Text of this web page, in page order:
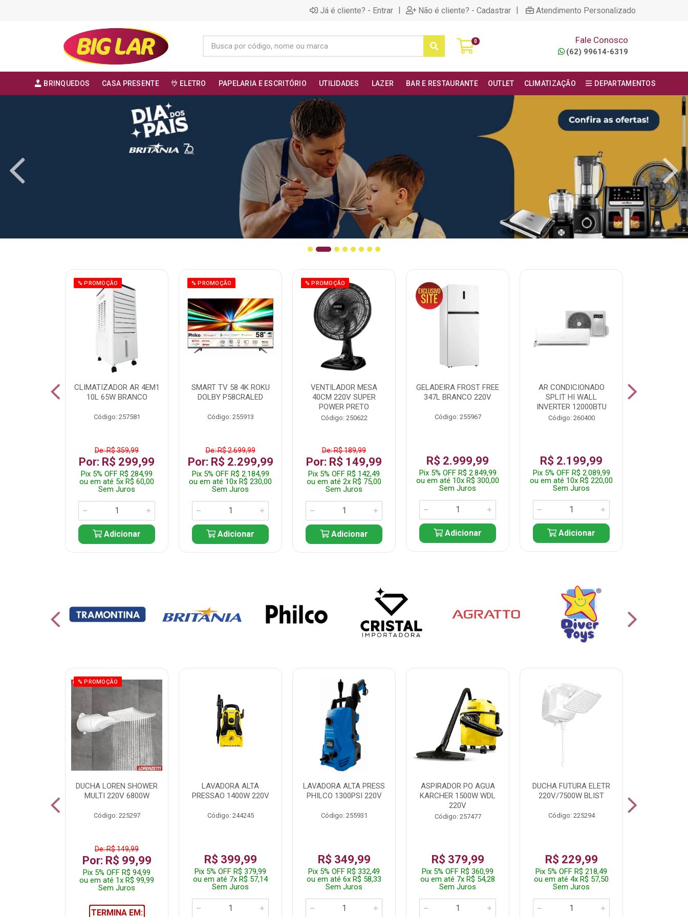
Já é cliente? - Entrar | Não é cliente? - Cadastrar | Atendimento Personalizado
0 Fale Conosco
(62) 99614-6319
BRINQUEDOS CASA PRESENTE ELETRO PAPELARIA E ESCRITÓRIO UTILIDADES LAZER BAR E RESTAURANTE OUTLET CLIMATIZAÇÃO DEPARTAMENTOS
% PROMOÇÃO
CLIMATIZADOR AR 4EM1
10L 65W BRANCO
Código: 257581
De: R$ 359,99
Por: R$ 299,99
Pix 5% OFF R$ 284,99
ou em até 5x R$ 60,00
Sem Juros
Adicionar
% PROMOÇÃO
SMART TV 58 4K ROKU
DOLBY P58CRALED
Código: 255913
De: R$ 2.699,99
Por: R$ 2.299,99
Pix 5% OFF R$ 2.184,99
ou em até 10x R$ 230,00
Sem Juros
Adicionar
% PROMOÇÃO
VENTILADOR MESA
40CM 220V SUPER
POWER PRETO
Código: 250622
De: R$ 189,99
Por: R$ 149,99
Pix 5% OFF R$ 142,49
ou em até 2x R$ 75,00
Sem Juros
Adicionar
GELADEIRA FROST FREE
347L BRANCO 220V
Código: 255967
R$ 2.999,99
Pix 5% OFF R$ 2.849,99
ou em até 10x R$ 300,00
Sem Juros
Adicionar
AR CONDICIONADO
SPLIT HI WALL
INVERTER 12000BTU
Código: 260400
R$ 2.199,99
Pix 5% OFF R$ 2.089,99
ou em até 10x R$ 220,00
Sem Juros
Adicionar
% PROMOÇÃO
DUCHA LOREN SHOWER
MULTI 220V 6800W
Código: 225297
De: R$ 149,99
Por: R$ 99,99
Pix 5% OFF R$ 94,99
ou em até 1x R$ 99,99
Sem Juros
TERMINA EM:
LAVADORA ALTA
PRESSAO 1400W 220V
Código: 244245
R$ 399,99
Pix 5% OFF R$ 379,99
ou em até 7x R$ 57,14
Sem Juros
LAVADORA ALTA PRESS
PHILCO 1300PSI 220V
Código: 255931
R$ 349,99
Pix 5% OFF R$ 332,49
ou em até 6x R$ 58,33
Sem Juros
ASPIRADOR PO AGUA
KARCHER 1500W WDL
220V
Código: 257477
R$ 379,99
Pix 5% OFF R$ 360,99
ou em até 7x R$ 54,28
Sem Juros
DUCHA FUTURA ELETR
220V/7500W BLIST
Código: 225294
R$ 229,99
Pix 5% OFF R$ 218,49
ou em até 4x R$ 57,50
Sem Juros